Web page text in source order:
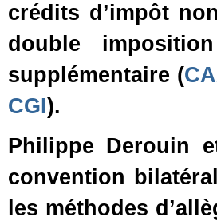
crédits d’impôt
double
supplémentaire (
CGI).
Philippe Derouin
convention
les méthodes